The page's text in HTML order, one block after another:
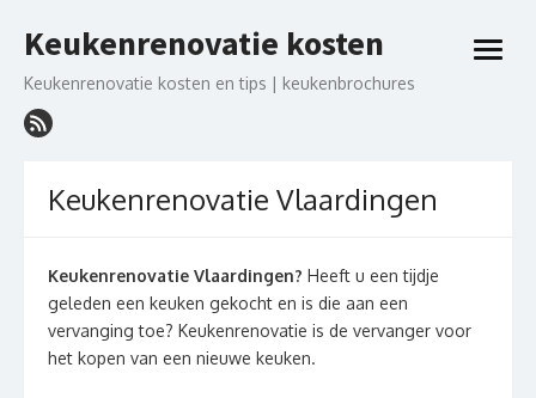
naar
inhoud
Keukenrenovatie kosten
Keukenrenovatie kosten en tips | keukenbrochures
open
Keukenrenovatie Vlaardingen
Keukenrenovatie Vlaardingen? Heeft u een tijdje
geleden een keuken gekocht en is die aan een
vervanging toe? Keukenrenovatie is de vervanger voor
het kopen van een nieuwe keuken.